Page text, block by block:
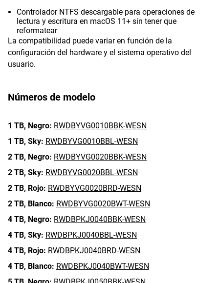
Controlador NTFS descargable para operaciones de
lectura y escritura en macOS 11+ sin tener que
reformatear
La compatibilidad puede variar en función de la
configuración del hardware y el sistema operativo del
usuario.
Números de modelo
1 TB, Negro: RWDBYVG0010BBK-WESN
1 TB, Sky: RWDBYVG0010BBL-WESN
2 TB, Negro: RWDBYVG0020BBK-WESN
2 TB, Sky: RWDBYVG0020BBL-WESN
2 TB, Rojo: RWDBYVG0020BRD-WESN
2 TB, Blanco: RWDBYVG0020BWT-WESN
4 TB, Negro: RWDBPKJ0040BBK-WESN
4 TB, Sky: RWDBPKJ0040BBL-WESN
4 TB, Rojo: RWDBPKJ0040BRD-WESN
4 TB, Blanco: RWDBPKJ0040BWT-WESN